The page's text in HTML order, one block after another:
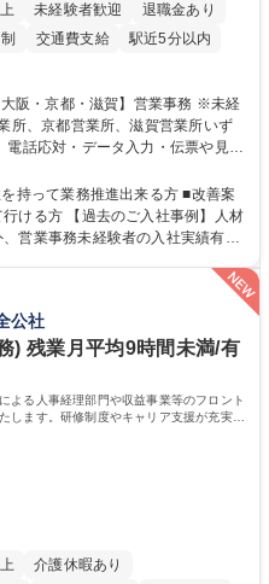
未経験者歓迎
退職金あり
交通費支給
駅近5分以内
話応対・データ入力・伝票や見積
所内で発生する事務業務や業務改
。業務システムがきちんと構築さ
ことができる環境です。また、
業務に取り組んでいただけます。
務 ※未経験可
持って業務推進出来る方 ■改善案
ける方 【過去のご入社事例】人材
営業事務未経験者の入社実績有
献します。ベースの定型業務に加
動的なサポート、改善の動きも期
して、チームに貢献し、結果的に
きます。平均19:30の退勤以降の業
のある働き方となります。 学
学力： 資格：
公社
) 残業月平均9時間未満/有
よる人事経理部門や収益事業等のフロント
します。研修制度やキャリア支援が充実し
介護休暇あり